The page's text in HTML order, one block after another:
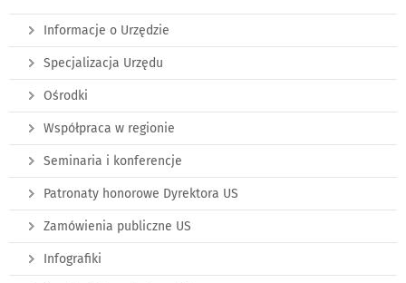
Informacje o Urzędzie
Specjalizacja Urzędu
Ośrodki
Współpraca w regionie
Seminaria i konferencje
Patronaty honorowe Dyrektora US
Zamówienia publiczne US
Infografiki